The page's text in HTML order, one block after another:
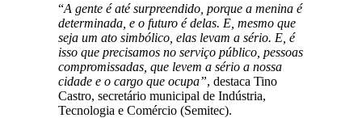
“A gente é até surpreendido, porque a menina é
determinada, e o futuro é delas. E, mesmo que
seja um ato simbólico, elas levam a sério. E, é
isso que precisamos no serviço público, pessoas
compromissadas, que levem a sério a nossa
cidade e o cargo que ocupa”, destaca Tino
Castro, secretário municipal de Indústria,
Tecnologia e Comércio (Semitec).